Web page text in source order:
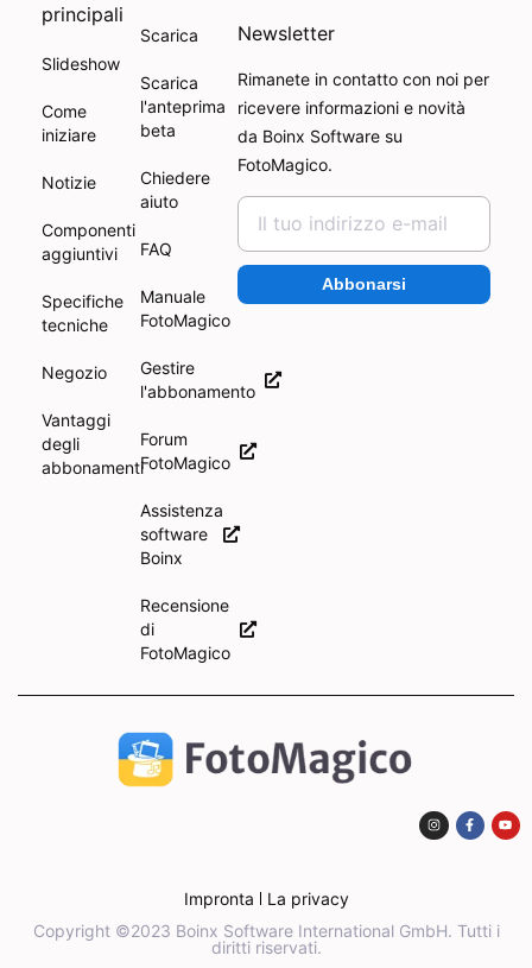
principali
Slideshow
Come
iniziare
Notizie
Componenti
aggiuntivi
Specifiche
tecniche
Negozio
Vantaggi
degli
abbonamenti
Scarica
Scarica
l'anteprima
beta
Chiedere
aiuto
FAQ
Manuale
FotoMagico
Gestire
l'abbonamento
Forum
FotoMagico
Assistenza
software
Boinx
Recensione
di
FotoMagico
Newsletter
Rimanete in contatto con noi per
ricevere informazioni e novità
da Boinx Software su
FotoMagico.
Abbonarsi
Impronta
La privacy
Copyright ©2023 Boinx Software International GmbH. Tutti i
diritti riservati.